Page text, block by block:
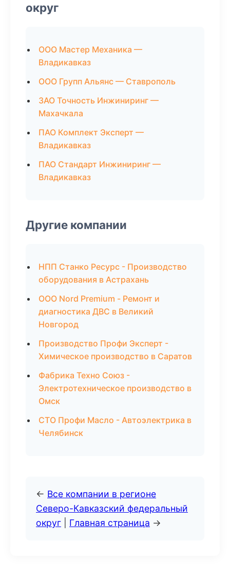
округ
ООО Мастер Механика —
Владикавказ
ООО Групп Альянс — Ставрополь
ЗАО Точность Инжиниринг —
Махачкала
ПАО Комплект Эксперт —
Владикавказ
ПАО Стандарт Инжиниринг —
Владикавказ
Другие компании
НПП Станко Ресурс - Производство
оборудования в Астрахань
ООО Nord Premium - Ремонт и
диагностика ДВС в Великий
Новгород
Производство Профи Эксперт -
Химическое производство в Саратов
Фабрика Техно Союз -
Электротехническое производство в
Омск
СТО Профи Масло - Автоэлектрика в
Челябинск
← Все компании в регионе
Северо-Кавказский федеральный
округ
Главная страница →